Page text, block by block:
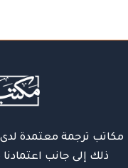
مكاتب ترجمة معتمدة
ذلك إلى جانب